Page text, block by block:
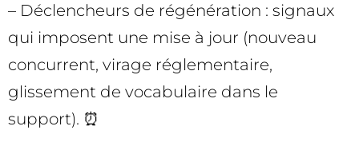
– Déclencheurs de régénération : signaux
qui imposent une mise à jour (nouveau
concurrent, virage réglementaire,
glissement de vocabulaire dans le
support). ⏰